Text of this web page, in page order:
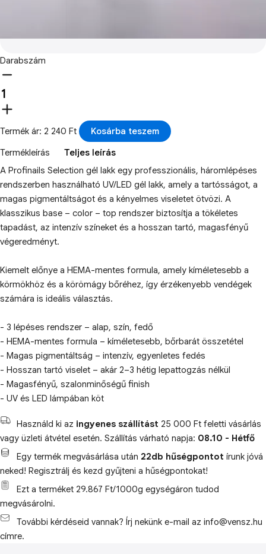
Darabszám
Termék ár: 2 240 Ft
Kosárba teszem
Termékleírás
Teljes leírás
A Profinails Selection gél lakk egy professzionális, háromlépéses
rendszerben használható UV/LED gél lakk, amely a tartósságot, a
magas pigmentáltságot és a kényelmes viseletet ötvözi. A
klasszikus base – color – top rendszer biztosítja a tökéletes
tapadást, az intenzív színeket és a hosszan tartó, magasfényű
végeredményt.
Kiemelt előnye a HEMA-mentes formula, amely kíméletesebb a
körmökhöz és a körömágy bőréhez, így érzékenyebb vendégek
számára is ideális választás.
- 3 lépéses rendszer – alap, szín, fedő
- HEMA-mentes formula – kíméletesebb, bőrbarát összetétel
- Magas pigmentáltság – intenzív, egyenletes fedés
- Hosszan tartó viselet – akár 2–3 hétig lepattogzás nélkül
- Magasfényű, szalonminőségű finish
- UV és LED lámpában köt
Használd ki az ingyenes szállítást 25 000 Ft feletti vásárlás
vagy üzleti átvétel esetén. Szállítás várható napja: 08.10 - Hétfő
Egy termék megvásárlása után 22db hűségpontot írunk jóvá
neked! Regisztrálj és kezd gyűjteni a hűségpontokat!
Ezt a terméket 29.867 Ft/1000g egységáron tudod
megvásárolni.
További kérdéseid vannak? Írj nekünk e-mail az info@vensz.hu
címre.